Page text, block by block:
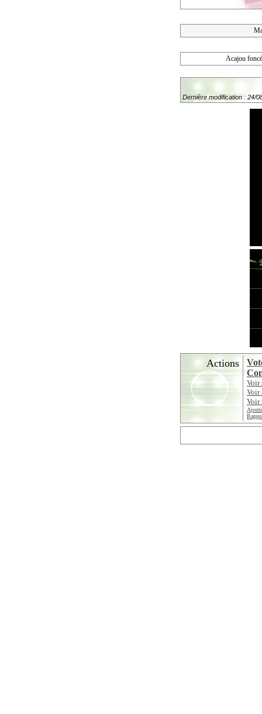
Acajou
Dernière modification : 24/
Actions
Voir
Voir
Voir